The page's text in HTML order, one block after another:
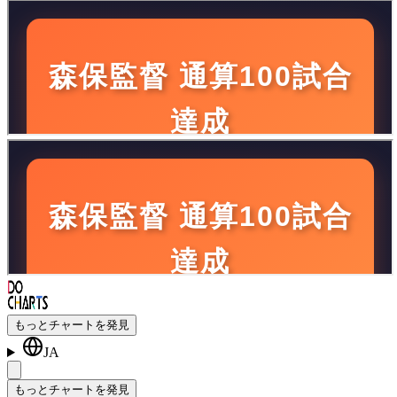
もっとチャートを発見
JA
もっとチャートを発見